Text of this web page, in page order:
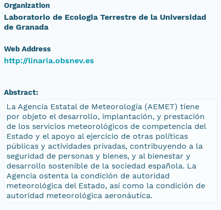
Organization
Laboratorio de Ecologia Terrestre de la Universidad
de Granada
Web Address
http://linaria.obsnev.es
Abstract:
La Agencia Estatal de Meteorología (AEMET) tiene
por objeto el desarrollo, implantación, y prestación
de los servicios meteorológicos de competencia del
Estado y el apoyo al ejercicio de otras políticas
públicas y actividades privadas, contribuyendo a la
seguridad de personas y bienes, y al bienestar y
desarrollo sostenible de la sociedad española. La
Agencia ostenta la condición de autoridad
meteorológica del Estado, así como la condición de
autoridad meteorológica aeronáutica.